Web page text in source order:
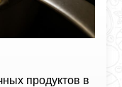
продуктов в